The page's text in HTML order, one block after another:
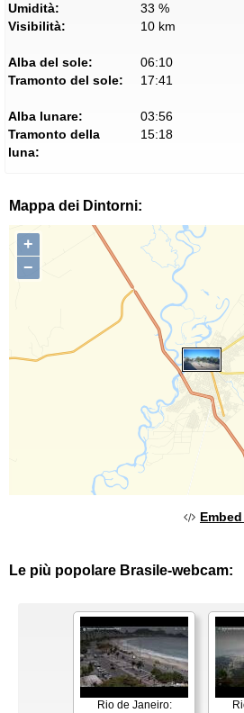
Umidità:
33 %
Visibilità:
10 km
Alba del sole:
06:10
Tramonto del sole:
17:41
Alba lunare:
03:56
Tramonto della
luna:
15:18
Mappa dei Dintorni:
+
−
Le più popolare Brasile-webcam:
Rio de Janeiro: